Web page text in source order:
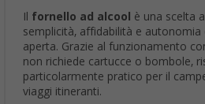
Il fornello ad alcool
è una scelta
semplicità, affidabilità e autonomia
aperta. Grazie al funzionamento
non richiede cartucce o bombole,
particolarmente pratico per il
viaggi itineranti.